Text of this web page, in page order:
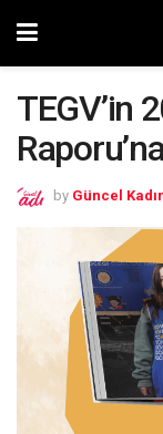
TEGV’in
by Güncel